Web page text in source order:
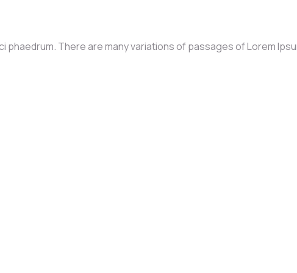
phaedrum. There are many variations of passages of Lorem